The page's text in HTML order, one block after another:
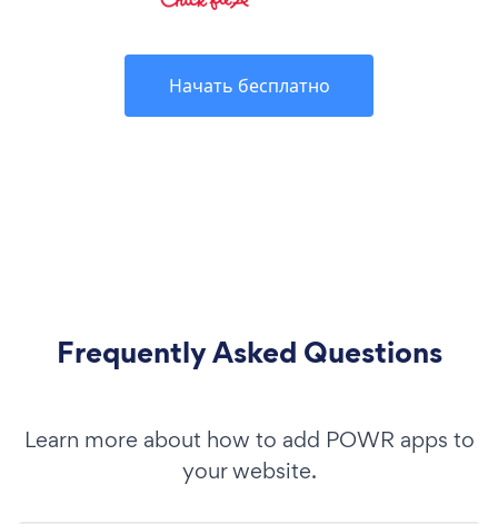
Начать бесплатно
Frequently Asked Questions
Learn more about how to add POWR apps to
your website.